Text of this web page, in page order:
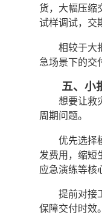
货，大幅压缩
试样调试，交
相较于大
急场景下的交
五、小
想要让救
周期问题。
优先选择
发费用，缩短
应急演练等核
提前对接
保障交付时效